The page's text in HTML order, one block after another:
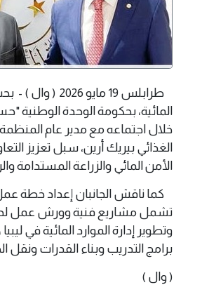
طرابلس 19 مايو
المائية، بحكومة الوحدة الوطنية
خلال اجتماعه مع مدير عام
الغذائي بيريك أرين، سبل تعزيز
الأمن المائي والزراعة المستدامة
كما ناقش الجانبان إعداد خطة
تشمل مشاريع فنية وورش عمل
وتطوير إدارة الموارد المائية في
برامج التدريب وبناء القدرات ونقل
( وال )